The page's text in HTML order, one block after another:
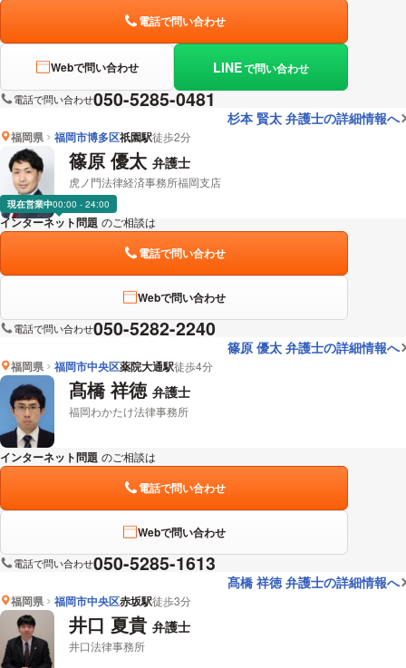
電話で問い合わせ
Webで問い合わせ LINEで問い合わせ
電話で問い合わせ050-5285-0481
杉本 賢太 弁護士の詳細情報へ
福岡県 福岡市博多区祇園駅徒歩2分
篠原 優太 弁護士
虎ノ門法律経済事務所福岡支店
現在営業中00:00 - 24:00
インターネット問題 のご相談は
電話で問い合わせ
Webで問い合わせ
電話で問い合わせ050-5282-2240
篠原 優太 弁護士の詳細情報へ
福岡県 福岡市中央区薬院大通駅徒歩4分
髙橋 祥徳 弁護士
福岡わかたけ法律事務所
インターネット問題 のご相談は
電話で問い合わせ
Webで問い合わせ
電話で問い合わせ050-5285-1613
髙橋 祥徳 弁護士の詳細情報へ
福岡県 福岡市中央区赤坂駅徒歩3分
井口 夏貴 弁護士
井口法律事務所